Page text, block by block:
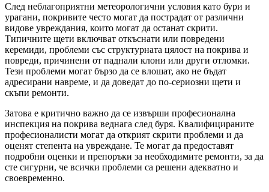
След неблагоприятни метеорологични условия като бури и
урагани, покривите често могат да пострадат от различни
видове увреждания, които могат да останат скрити.
Типичните щети включват откъснати или повредени
керемиди, проблеми със структурната цялост на покрива и
повреди, причинени от паднали клони или други отломки.
Тези проблеми могат бързо да се влошат, ако не бъдат
адресирани навреме, и да доведат до по-сериозни щети и
скъпи ремонти.
Затова е критично важно да се извърши професионална
инспекция на покрива веднага след буря. Квалифицираните
професионалисти могат да открият скрити проблеми и да
оценят степента на увреждане. Те могат да предоставят
подробни оценки и препоръки за необходимите ремонти, за да
сте сигурни, че всички проблеми са решени адекватно и
своевременно.